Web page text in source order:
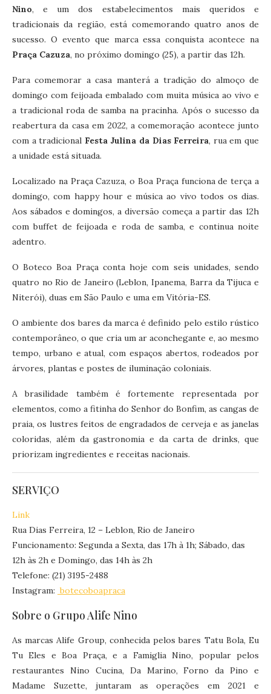
Nino, e um dos estabelecimentos mais queridos e
tradicionais da região, está comemorando quatro anos de
sucesso. O evento que marca essa conquista acontece na
Praça Cazuza, no próximo domingo (25), a partir das 12h.
Para comemorar a casa manterá a tradição do almoço de
domingo com feijoada embalado com muita música ao vivo e
a tradicional roda de samba na pracinha. Após o sucesso da
reabertura da casa em 2022, a comemoração acontece junto
com a tradicional Festa Julina da Dias Ferreira, rua em que
a unidade está situada.
Localizado na Praça Cazuza, o Boa Praça funciona de terça a
domingo, com happy hour e música ao vivo todos os dias.
Aos sábados e domingos, a diversão começa a partir das 12h
com buffet de feijoada e roda de samba, e continua noite
adentro.
O Boteco Boa Praça conta hoje com seis unidades, sendo
quatro no Rio de Janeiro (Leblon, Ipanema, Barra da Tijuca e
Niterói), duas em São Paulo e uma em Vitória-ES.
O ambiente dos bares da marca é definido pelo estilo rústico
contemporâneo, o que cria um ar aconchegante e, ao mesmo
tempo, urbano e atual, com espaços abertos, rodeados por
árvores, plantas e postes de iluminação coloniais.
A brasilidade também é fortemente representada por
elementos, como a fitinha do Senhor do Bonfim, as cangas de
praia, os lustres feitos de engradados de cerveja e as janelas
coloridas, além da gastronomia e da carta de drinks, que
priorizam ingredientes e receitas nacionais.
SERVIÇO
Link
Rua Dias Ferreira, 12 – Leblon, Rio de Janeiro
Funcionamento: Segunda a Sexta, das 17h à 1h; Sábado, das
12h às 2h e Domingo, das 14h às 2h
Telefone: (21) 3195-2488
Instagram: botecoboapraca
Sobre o Grupo Alife Nino
As marcas Alife Group, conhecida pelos bares Tatu Bola, Eu
Tu Eles e Boa Praça, e a Famiglia Nino, popular pelos
restaurantes Nino Cucina, Da Marino, Forno da Pino e
Madame Suzette, juntaram as operações em 2021 e